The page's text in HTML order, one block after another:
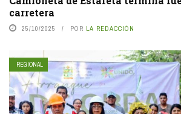
carretera
25/10/2025 POR LA REDACCIÓN
REGIONAL